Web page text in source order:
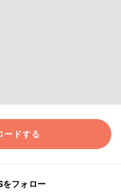
ードする
をフォロー